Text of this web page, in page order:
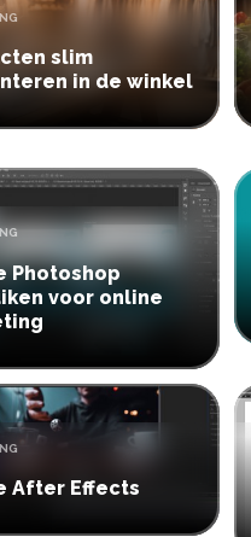
slim
in de winkel
Photoshop
voor online
After Effects